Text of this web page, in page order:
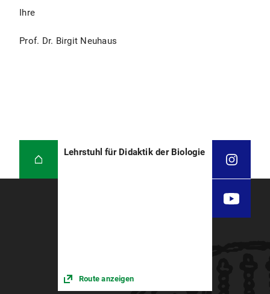
Ihre
Prof. Dr. Birgit Neuhaus
Lehrstuhl für Didaktik der Biologie
Route anzeigen